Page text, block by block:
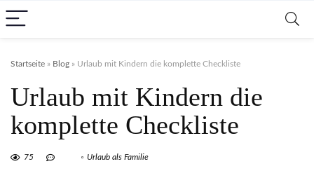
Startseite » Blog » Urlaub mit Kindern die komplette Checkliste
Urlaub mit Kindern die
komplette Checkliste
75 Urlaub als Familie